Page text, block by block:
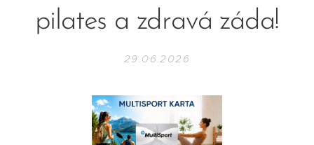
pilates a zdravá záda!
29.06.2026